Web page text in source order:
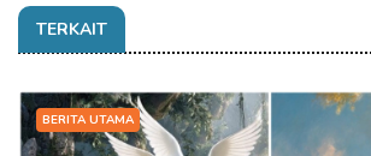
TERKAIT
BERITA UTAMA